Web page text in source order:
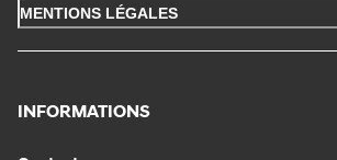
MENTIONS LÉGALES
INFORMATIONS